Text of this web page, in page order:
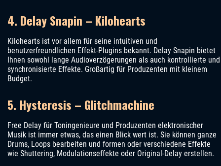
4. Delay Snapin – Kilohearts
Kilohearts ist vor allem für seine intuitiven und
benutzerfreundlichen Effekt-Plugins bekannt. Delay Snapin bietet
Ihnen sowohl lange Audioverzögerungen als auch kontrollierte und
synchronisierte Effekte. Großartig für Produzenten mit kleinem
Budget.
5. Hysteresis – Glitchmachine
Free Delay für Toningenieure und Produzenten elektronischer
Musik ist immer etwas, das einen Blick wert ist. Sie können ganze
Drums, Loops bearbeiten und formen oder verschiedene Effekte
wie Shuttering, Modulationseffekte oder Original-Delay erstellen.